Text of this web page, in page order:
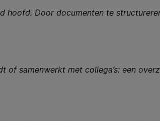
hoofd. Door documenten te
of samenwerkt met collega’s: een